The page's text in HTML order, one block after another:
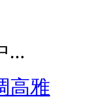
...
高雅